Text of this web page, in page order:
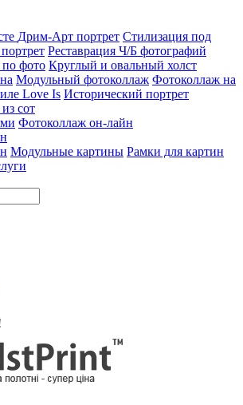
Дрим-Арт портрет Стилизация под
Реставрация Ч/Б фотографий
по фото Круглый и овальный холст
Модульный фотоколлаж Фотоколлаж на
Love Is Исторический портрет
сот
Фотоколлаж он-лайн
Модульные картины Рамки для картин